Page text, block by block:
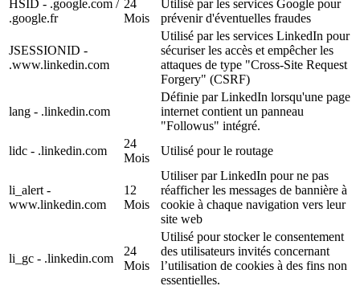
HSID - .google.com /
.google.fr
24
Mois
Utilisé par les services Google pour
prévenir d'éventuelles fraudes
JSESSIONID -
.www.linkedin.com
Utilisé par les services LinkedIn pour
sécuriser les accès et empêcher les
attaques de type "Cross-Site Request
Forgery" (CSRF)
lang - .linkedin.com
Définie par LinkedIn lorsqu'une page
internet contient un panneau
"Followus" intégré.
lidc - .linkedin.com
24
Mois
Utilisé pour le routage
li_alert -
www.linkedin.com
12
Mois
Utiliser par LinkedIn pour ne pas
réafficher les messages de bannière à
cookie à chaque navigation vers leur
site web
li_gc - .linkedin.com
24
Mois
Utilisé pour stocker le consentement
des utilisateurs invités concernant
l’utilisation de cookies à des fins non
essentielles.